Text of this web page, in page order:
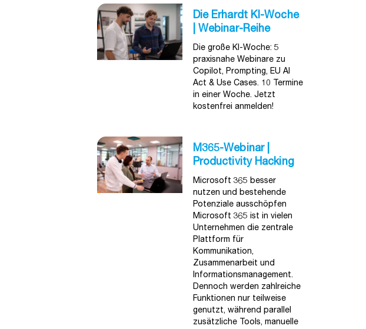
Die Erhardt KI-Woche
| Webinar-Reihe
Die große KI-Woche: 5
praxisnahe Webinare zu
Copilot, Prompting, EU AI
Act & Use Cases. 10 Termine
in einer Woche. Jetzt
kostenfrei anmelden!
M365-Webinar |
Productivity Hacking
Microsoft 365 besser
nutzen und bestehende
Potenziale ausschöpfen
Microsoft 365 ist in vielen
Unternehmen die zentrale
Plattform für
Kommunikation,
Zusammenarbeit und
Informationsmanagement.
Dennoch werden zahlreiche
Funktionen nur teilweise
genutzt, während parallel
zusätzliche Tools, manuelle